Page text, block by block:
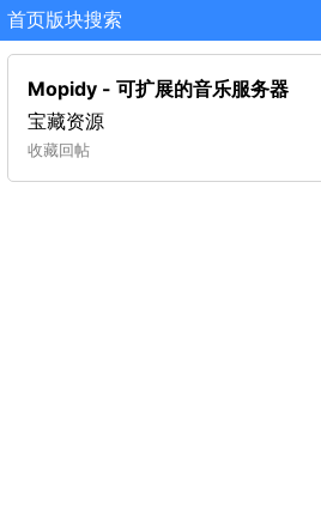
首页版块搜索
Mopidy - 可扩展的音乐服务器
宝藏资源
收藏回帖